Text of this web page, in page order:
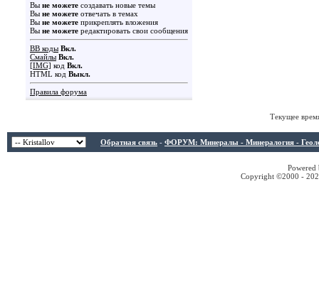
Вы не можете создавать новые темы
Вы не можете отвечать в темах
Вы не можете прикреплять вложения
Вы не можете редактировать свои сообщения
BB коды Вкл.
Смайлы Вкл.
[IMG] код Вкл.
HTML код Выкл.
Правила форума
Текущее
Обратная связь - ФОРУМ: Минералы - Минералогия -
Copyright ©2000 -